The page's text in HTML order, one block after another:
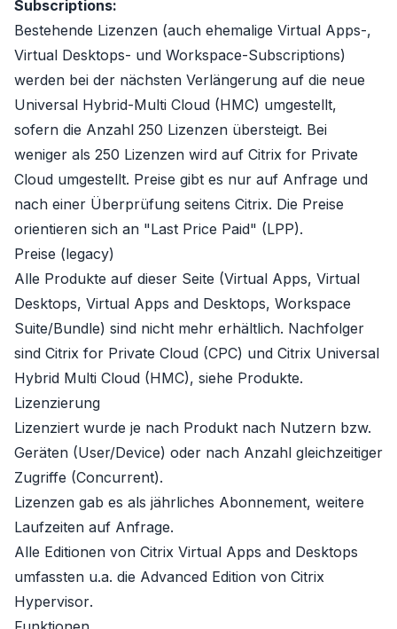
Subscriptions:
Bestehende Lizenzen (auch ehemalige Virtual Apps-,
Virtual Desktops- und Workspace-Subscriptions)
werden bei der nächsten Verlängerung auf die neue
Universal Hybrid-Multi Cloud (HMC) umgestellt,
sofern die Anzahl 250 Lizenzen übersteigt. Bei
weniger als 250 Lizenzen wird auf Citrix for Private
Cloud umgestellt. Preise gibt es nur auf Anfrage und
nach einer Überprüfung seitens Citrix. Die Preise
orientieren sich an "Last Price Paid" (LPP).
Preise (legacy)
Alle Produkte auf dieser Seite (Virtual Apps, Virtual
Desktops, Virtual Apps and Desktops, Workspace
Suite/Bundle) sind nicht mehr erhältlich. Nachfolger
sind Citrix for Private Cloud (CPC) und Citrix Universal
Hybrid Multi Cloud (HMC), siehe Produkte.
Lizenzierung
Lizenziert wurde je nach Produkt nach Nutzern bzw.
Geräten (User/Device) oder nach Anzahl gleichzeitiger
Zugriffe (Concurrent).
Lizenzen gab es als jährliches Abonnement, weitere
Laufzeiten auf Anfrage.
Alle Editionen von Citrix Virtual Apps and Desktops
umfassten u.a. die Advanced Edition von Citrix
Hypervisor.